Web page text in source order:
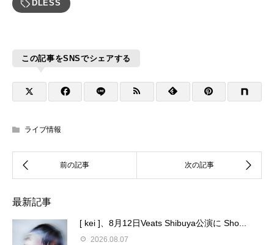
DLESS
この記事をSNSでシェアする
ライブ情報
最新記事
[ kei ]、8月12日Veats Shibuya公演に Sho...
2026.08.07